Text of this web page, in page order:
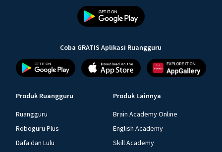
Coba GRATIS Aplikasi Ruangguru
Produk Ruangguru
Ruangguru
Roboguru Plus
Dafa dan Lulu
Produk Lainnya
Brain Academy Online
English Academy
Skill Academy